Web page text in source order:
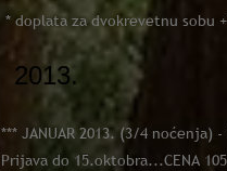
* doplata za dvokrevetnu sobu
2013.
*** JANUAR 2013. (3/4
Prijava do 15.oktobra...CENA